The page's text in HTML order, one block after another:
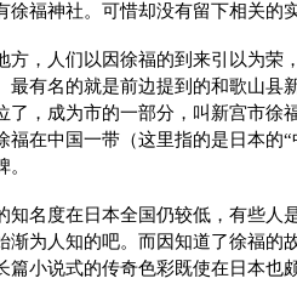
徐福神社。可惜却没有留下相关的实
方，人们以因徐福的到来引以为荣
最有名的就是前边提到的和歌山县
了，成为市的一部分，叫新宫市徐
福在中国一带（这里指的是日本的
知名度在日本全国仍较低，有些
渐为人知的吧。而因知道了徐福的
篇小说式的传奇色彩既使在日本也